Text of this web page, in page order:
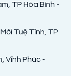
TP Hòa Bình -
Tuệ Tĩnh, TP
Vĩnh Phúc -